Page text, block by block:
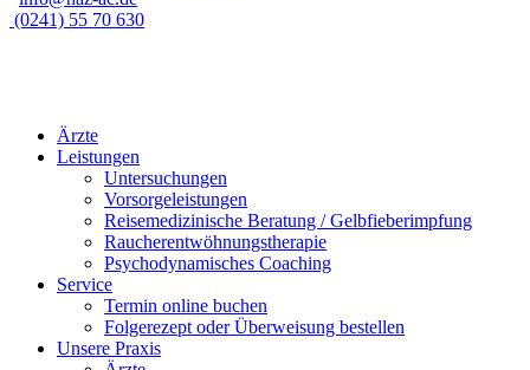
(0241) 55 70 630
Ärzte
Leistungen
Untersuchungen
Vorsorgeleistungen
Reisemedizinische Beratung / Gelbfieberimpfung
Raucherentwöhnungstherapie
Psychodynamisches Coaching
Service
Termin online buchen
Folgerezept oder Überweisung bestellen
Unsere Praxis